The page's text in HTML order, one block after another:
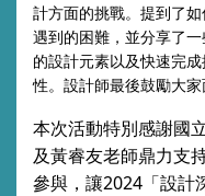
計方面的挑戰。提到了
遇到的困難，並分享了
的設計元素以及快速完
性。設計師最後鼓勵大家
本次活動特別感謝國
及黃睿友老師鼎力支
參與，讓2024「設計